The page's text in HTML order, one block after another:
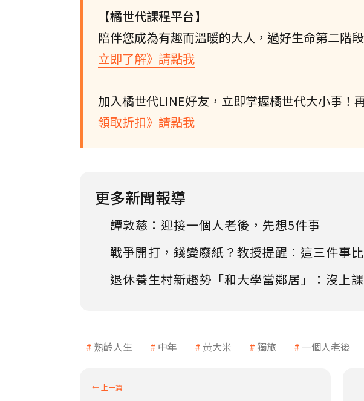
【橘世代課程平台】
陪伴您成為有趣而溫暖的大人，過好生命第二階
立即了解》請點我
加入橘世代LINE好友，立即掌握橘世代大小事！
領取折扣》請點我
更多新聞報導
譚敦慈：迎接一個人老後，先想5件事
戰爭開打，錢變廢紙？教授提醒：這三件事
退休養生村新趨勢「和大學當鄰居」：沒上
熟齡人生 中年 黃大米 獨旅 一個人老後